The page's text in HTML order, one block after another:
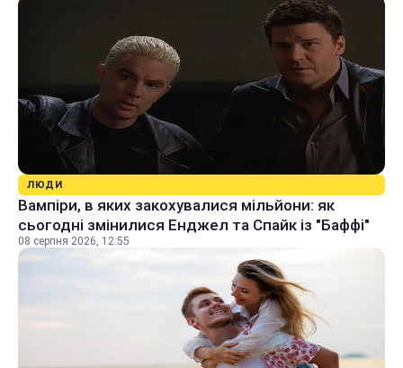
ЛЮДИ
Вампіри, в яких закохувалися мільйони: як
сьогодні змінилися Енджел та Спайк із "Баффі"
08 серпня 2026, 12:55